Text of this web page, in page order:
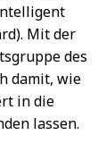
Mit der
des
damit, wie
in die
lassen.